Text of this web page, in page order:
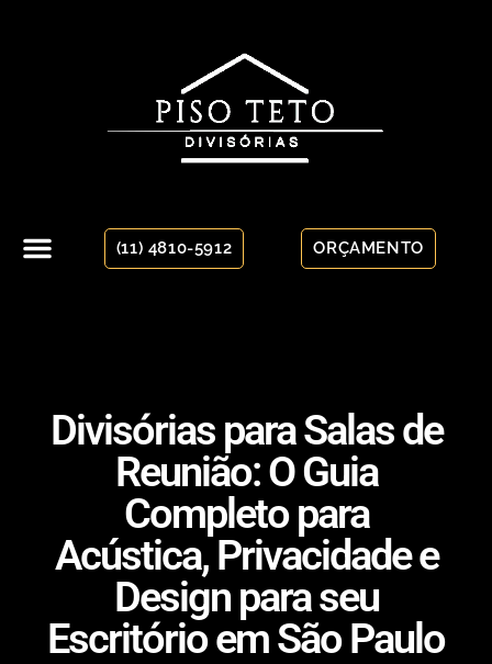
ORÇAMENTO
(11) 4810-5912
Divisórias para Salas de
Reunião: O Guia
Completo para
Acústica, Privacidade e
Design para seu
Escritório em São Paulo